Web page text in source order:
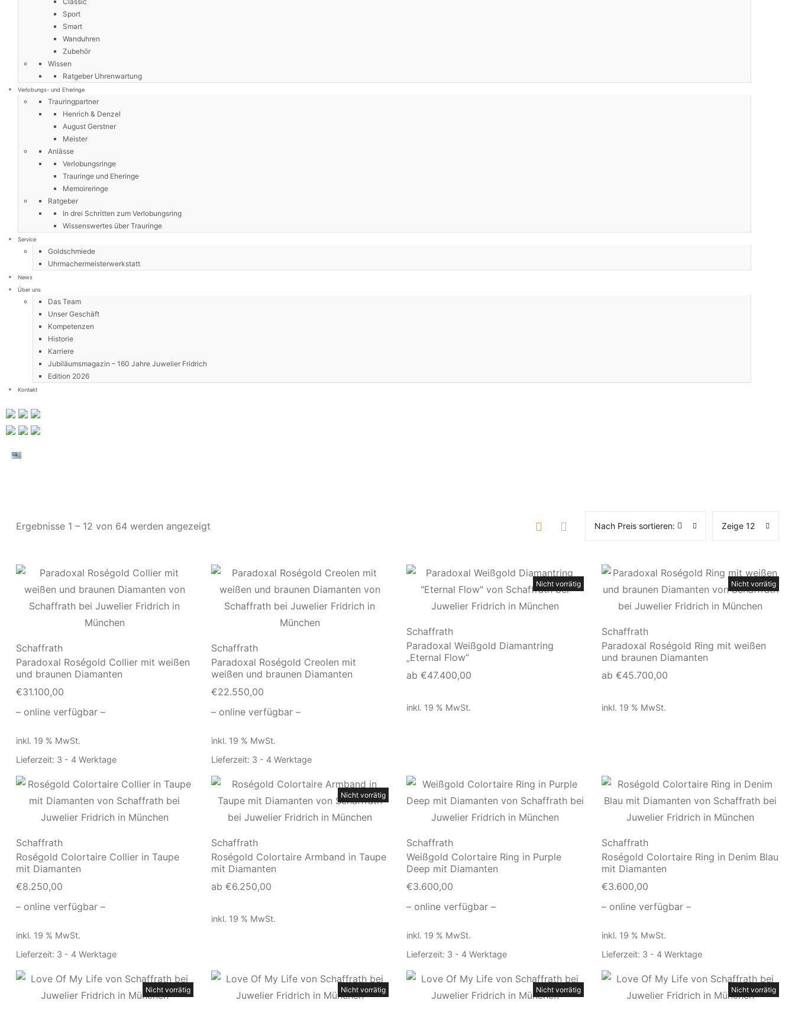
Sport
Smart
Wanduhren
Zubehör
Wissen
Ratgeber Uhrenwartung
Verlobungs- und Eheringe
Trauringpartner
Henrich & Denzel
August Gerstner
Meister
Anlässe
Verlobungsringe
Trauringe und Eheringe
Memoireringe
Ratgeber
In drei Schritten zum Verlobungsring
Wissenswertes über Trauringe
Service
Goldschmiede
Uhrmachermeisterwerkstatt
News
Über uns
Das Team
Unser Geschäft
Kompetenzen
Historie
Karriere
Jubiläumsmagazin – 160 Jahre Juwelier Fridrich
Edition 2026
Kontakt
Ergebnisse 1 – 12 von 64 werden angezeigt Nach Preis sortieren: Zeige 12
Schaffrath
Paradoxal Roségold Collier mit weißen
und braunen Diamanten
€31.100,00
– online verfügbar –
inkl. 19 % MwSt.
Lieferzeit: 3 - 4 Werktage
Schaffrath
Paradoxal Roségold Creolen mit
weißen und braunen Diamanten
€22.550,00
– online verfügbar –
inkl. 19 % MwSt.
Lieferzeit: 3 - 4 Werktage
Nicht vorrätig
Schaffrath
Paradoxal Weißgold Diamantring
„Eternal Flow“
ab €47.400,00
inkl. 19 % MwSt.
Nicht vorrätig
Schaffrath
Paradoxal Roségold Ring mit weißen
und braunen Diamanten
ab€45.700,00
inkl. 19 % MwSt.
Schaffrath
Roségold Colortaire Collier in Taupe
mit Diamanten
€8.250,00
– online verfügbar –
inkl. 19 % MwSt.
Lieferzeit: 3 - 4 Werktage
Nicht vorrätig
Schaffrath
Roségold Colortaire Armband in Taupe
mit Diamanten
ab €6.250,00
inkl. 19 % MwSt.
Schaffrath
Weißgold Colortaire Ring in Purple
Deep mit Diamanten
€3.600,00
– online verfügbar –
inkl. 19 % MwSt.
Lieferzeit: 3 - 4 Werktage
Schaffrath
Roségold Colortaire Ring in Denim Blau
mit Diamanten
€3.600,00
– online verfügbar –
inkl. 19 % MwSt.
Lieferzeit: 3 - 4 Werktage
Nicht vorrätig Nicht vorrätig Nicht vorrätig Nicht vorrätig